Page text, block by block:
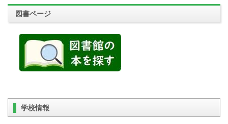
図書ページ
学校情報